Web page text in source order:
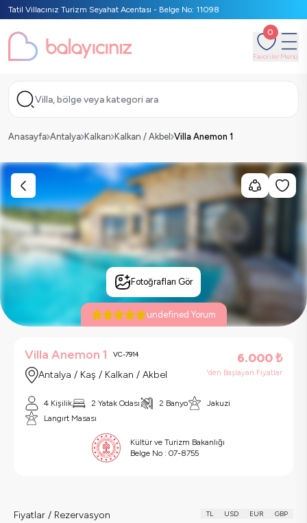
Tatil Villacınız Turizm Seyahat Acentası - Belge No: 11098
0
FavorilerMenü
Villa, bölge veya kategori ara
Anasayfa Antalya Kalkan Kalkan / Akbel Villa Anemon 1
Fotoğrafları Gör
undefined Yorum
Villa Anemon 1 VC-7914
Antalya / Kaş / Kalkan / Akbel
6.000₺
'den Başlayan Fiyatlar
4 Kişilik 2 Yatak Odası 2 Banyo
Jakuzi
Langırt Masası
Kültür ve Turizm Bakanlığı
Belge No : 07-8755
Fiyatlar / Rezervasyon TL USD EUR GBP